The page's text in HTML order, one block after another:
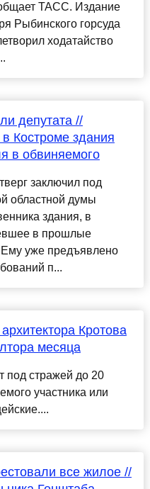
ТАСС. Издание
Рыбинского горсуда
ходатайство
депутата //
Костроме здания
в обвиняемого
заключил под
областной думы
здания, в
в прошлые
уже предъявлено
п...
Кротова
месяца
под стражей до 20
участника или
все жилое //